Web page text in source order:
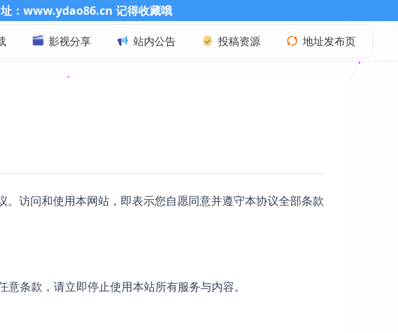
记得收藏哦
影视分享 站内公告 投稿资源 地址发布页
访问和使用本网站，即表示您自愿同意并遵守本协议全部条款
条款，请立即停止使用本站所有服务与内容。